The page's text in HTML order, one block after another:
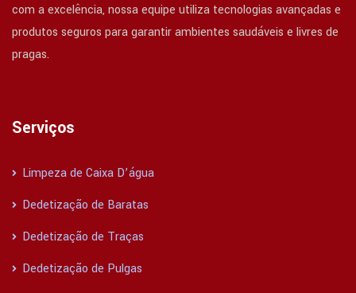
com a excelência, nossa equipe utiliza tecnologias avançadas e
produtos seguros para garantir ambientes saudáveis e livres de
pragas.
Serviços
Limpeza de Caixa D’água
Dedetização de Baratas
Dedetização de Traças
Dedetização de Pulgas